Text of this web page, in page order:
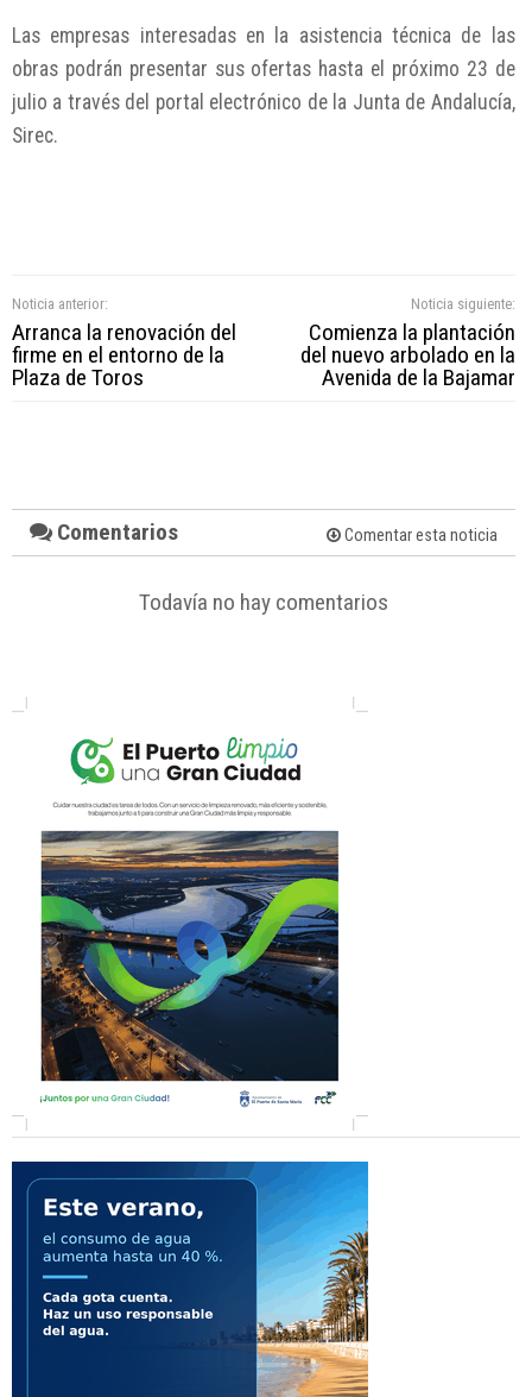
Las empresas interesadas en la asistencia técnica de las
obras podrán presentar sus ofertas hasta el próximo 23 de
julio a través del portal electrónico de la Junta de Andalucía,
Sirec.
Noticia anterior:
Arranca la renovación del
firme en el entorno de la
Plaza de Toros
Noticia siguiente:
Comienza la plantación
del nuevo arbolado en la
Avenida de la Bajamar
Comentarios Comentar esta noticia
Todavía no hay comentarios